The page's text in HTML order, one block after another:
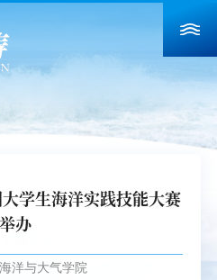
学生海洋实践技能大赛
举办
洋与大气学院